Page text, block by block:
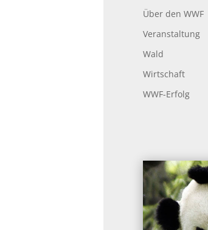
Über den WWF
Veranstaltung
Wald
Wirtschaft
WWF-Erfolg